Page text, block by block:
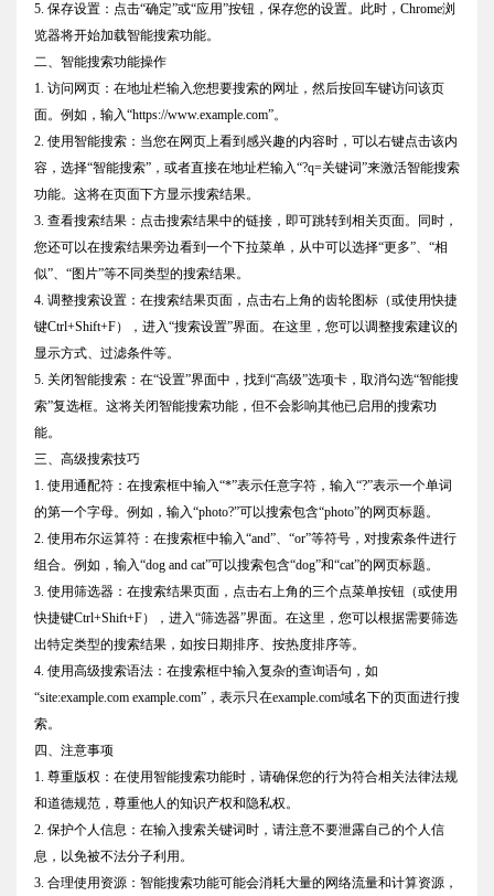
5. 保存设置：点击“确定”或“应用”按钮，保存您的设置。此时，Chrome浏
览器将开始加载智能搜索功能。
二、智能搜索功能操作
1. 访问网页：在地址栏输入您想要搜索的网址，然后按回车键访问该页
面。例如，输入“https://www.example.com”。
2. 使用智能搜索：当您在网页上看到感兴趣的内容时，可以右键点击该内
容，选择“智能搜索”，或者直接在地址栏输入“?q=关键词”来激活智能搜索
功能。这将在页面下方显示搜索结果。
3. 查看搜索结果：点击搜索结果中的链接，即可跳转到相关页面。同时，
您还可以在搜索结果旁边看到一个下拉菜单，从中可以选择“更多”、“相
似”、“图片”等不同类型的搜索结果。
4. 调整搜索设置：在搜索结果页面，点击右上角的齿轮图标（或使用快捷
键Ctrl+Shift+F），进入“搜索设置”界面。在这里，您可以调整搜索建议的
显示方式、过滤条件等。
5. 关闭智能搜索：在“设置”界面中，找到“高级”选项卡，取消勾选“智能搜
索”复选框。这将关闭智能搜索功能，但不会影响其他已启用的搜索功
能。
三、高级搜索技巧
1. 使用通配符：在搜索框中输入“*”表示任意字符，输入“?”表示一个单词
的第一个字母。例如，输入“photo?”可以搜索包含“photo”的网页标题。
2. 使用布尔运算符：在搜索框中输入“and”、“or”等符号，对搜索条件进行
组合。例如，输入“dog and cat”可以搜索包含“dog”和“cat”的网页标题。
3. 使用筛选器：在搜索结果页面，点击右上角的三个点菜单按钮（或使用
快捷键Ctrl+Shift+F），进入“筛选器”界面。在这里，您可以根据需要筛选
出特定类型的搜索结果，如按日期排序、按热度排序等。
4. 使用高级搜索语法：在搜索框中输入复杂的查询语句，如
“site:example.com example.com”，表示只在example.com域名下的页面进行搜
索。
四、注意事项
1. 尊重版权：在使用智能搜索功能时，请确保您的行为符合相关法律法规
和道德规范，尊重他人的知识产权和隐私权。
2. 保护个人信息：在输入搜索关键词时，请注意不要泄露自己的个人信
息，以免被不法分子利用。
3. 合理使用资源：智能搜索功能可能会消耗大量的网络流量和计算资源，